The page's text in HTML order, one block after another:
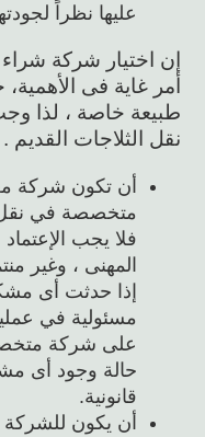
عليها نظراً
إن اختيار شركة
أمر غاية فى
طبيعة خاصة ، لذا
نقل الثلاجات القديم .
أن تكون شركة
متخصصة في نقل
فلا يجب
المهنى ، وغير
إذا حدثت أى
مسئولية في عملية
على شركة
حالة وجود أى
قانونية.
أن يكون للشركة